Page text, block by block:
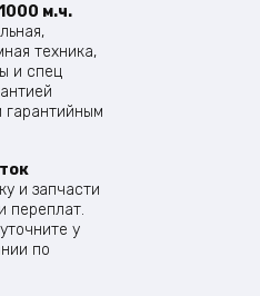
м.ч.
техника,
и спец
гарантийным
и запчасти
переплат.
у
по